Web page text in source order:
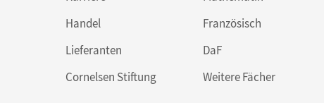
Handel
Lieferanten
Cornelsen Stiftung
Französisch
DaF
Weitere Fächer